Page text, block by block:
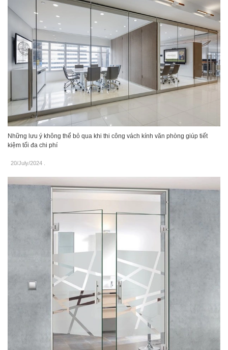
Những lưu ý không thể bỏ qua khi thi công vách kính văn phòng giúp tiết
kiệm tối đa chi phí
20/July/2024